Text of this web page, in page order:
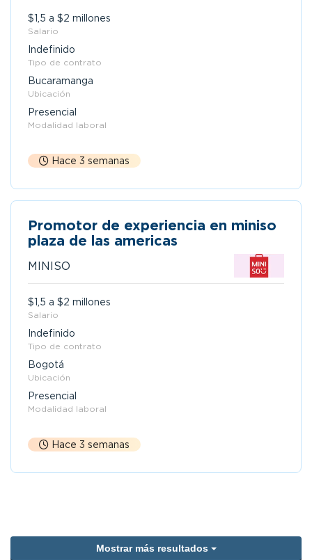
$1,5 a $2 millones
Salario
Indefinido
Tipo de contrato
Bucaramanga
Ubicación
Presencial
Modalidad laboral
Hace 3 semanas
Promotor de experiencia en miniso
plaza de las americas
MINISO
$1,5 a $2 millones
Salario
Indefinido
Tipo de contrato
Bogotá
Ubicación
Presencial
Modalidad laboral
Hace 3 semanas
Mostrar más resultados